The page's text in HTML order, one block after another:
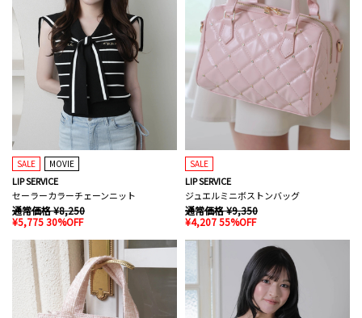
SALE MOVIE
LIP SERVICE
セーラーカラーチェーンニット
通常価格 ¥8,250
¥5,775 30%OFF
SALE
LIP SERVICE
ジュエルミニボストンバッグ
通常価格 ¥9,350
¥4,207 55%OFF